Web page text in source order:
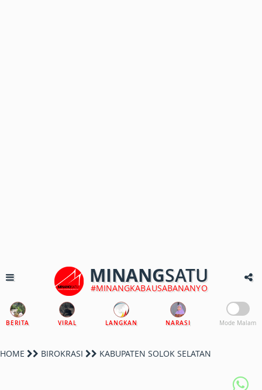
MINANGSATU
#MINANGKABAUSABANANYO
BERITA VIRAL LANGKAN NARASI Mode Malam
HOME BIROKRASI KABUPATEN SOLOK SELATAN